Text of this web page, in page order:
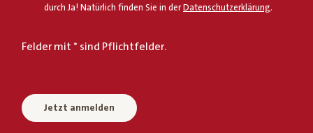
durch Ja! Natürlich finden Sie in derDatenschutzerklärung.
Felder mit * sind Pflichtfelder.
Jetzt anmelden